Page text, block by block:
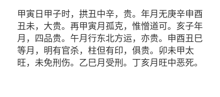
甲寅日甲子时，拱丑中辛，贵。年月无庚辛申酉
丑未，大贵。再甲寅月孤克，惟憎道可。亥子年
月，四品贵。午月行东北方运，亦贵。申酉丑巳
等月，明有官杀，柱但有印，俱贵。卯未甲太
旺，未免刑伤。乙巳月受刑。丁亥月旺中恶死。